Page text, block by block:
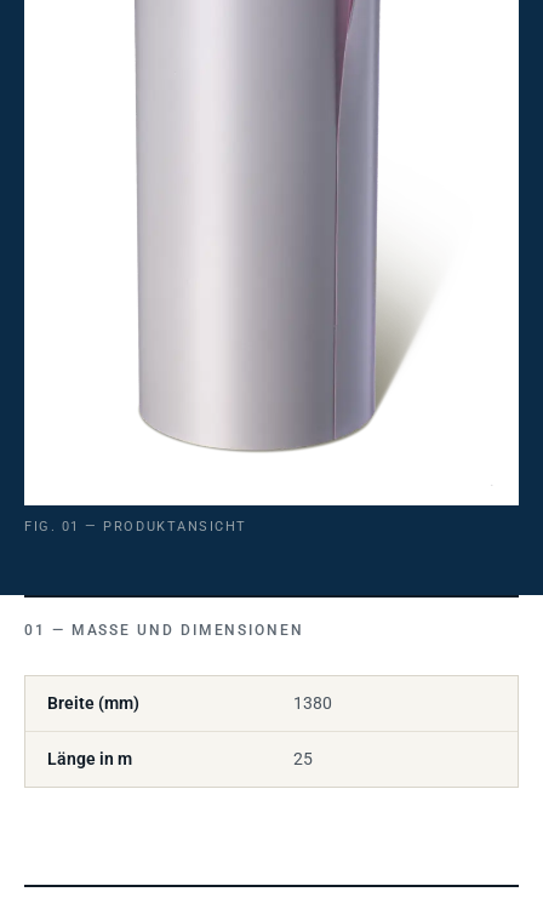
FIG. 01 — PRODUKTANSICHT
MASSE UND DIMENSIONEN
Breite (mm) 1380
Länge in m 25